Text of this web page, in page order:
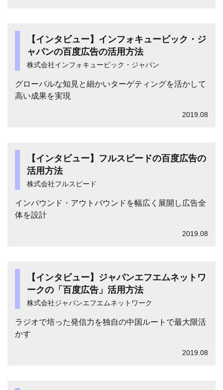
【インタビュー】インフォキュービック・ジ
ャパンの百度広告の活用方法
株式会社インフォキュービック・ジャパン
グローバルな知見と細かいターゲティングを活かして
高い成果を実現
2019.08
【インタビュー】フルスピードの百度広告の
活用方法
株式会社フルスピード
インバウンド・アウトバウンドを幅広く展開し広告全
体を設計
2019.08
【インタビュー】ジャパンエフエムネットワ
ークの「百度広告」活用方法
株式会社ジャパンエフエムネットワーク
ラジオで培った発信力を独自の中国ルートで最大限活
かす
2019.08